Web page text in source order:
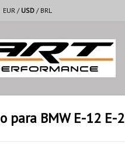
EUR / USD / BRL
para BMW E-12